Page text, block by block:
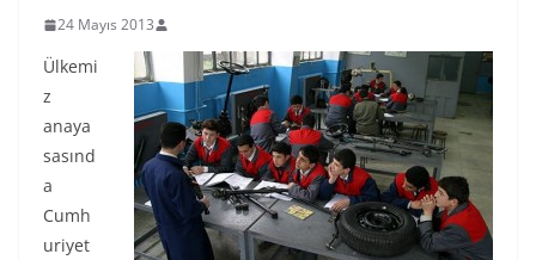
24 Mayıs 2013
Ülkemi
z
anaya
sasınd
a
Cumh
uriyet